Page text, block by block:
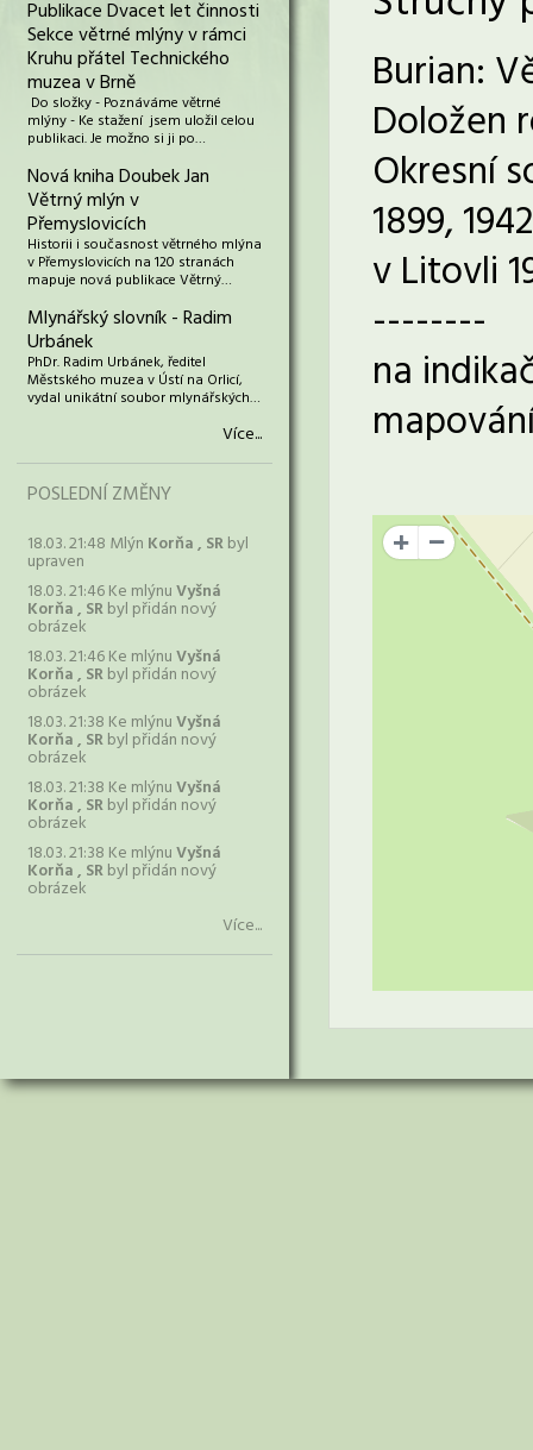
Publikace Dvacet let činnosti
Sekce větrné mlýny v rámci
Kruhu přátel Technického
muzea v Brně
Do složky - Poznáváme větrné
mlýny - Ke stažení jsem uložil celou
publikaci. Je možno si ji po…
Nová kniha Doubek Jan
Větrný mlýn v
Přemyslovicích
Historii i současnost větrného mlýna
v Přemyslovicích na 120 stranách
mapuje nová publikace Větrný…
Mlynářský slovník - Radim
Urbánek
PhDr. Radim Urbánek, ředitel
Městského muzea v Ústí na Orlicí,
vydal unikátní soubor mlynářských…
Více...
POSLEDNÍ ZMĚNY
18.03. 21:48 Mlýn Korňa , SRbyl
upraven
18.03. 21:46 Ke mlýnuVyšná
Korňa , SRbyl přidán nový
obrázek
18.03. 21:46 Ke mlýnuVyšná
Korňa , SRbyl přidán nový
obrázek
18.03. 21:38 Ke mlýnuVyšná
Korňa , SRbyl přidán nový
obrázek
18.03. 21:38 Ke mlýnuVyšná
Korňa , SRbyl přidán nový
obrázek
18.03. 21:38 Ke mlýnuVyšná
Korňa , SRbyl přidán nový
obrázek
Více...
Burian:
Doložen
Okresní
1899,
v Litovli
--------
na
+